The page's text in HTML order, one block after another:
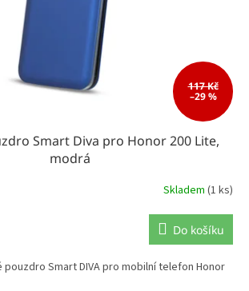
117 Kč
–29 %
Smart Diva pro Honor 200 Lite,
modrá
Skladem (1 ks)
Do košíku
Smart DIVA pro mobilní telefon Honor